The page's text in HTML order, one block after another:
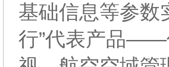
基础信息等参数
行”代表产品——